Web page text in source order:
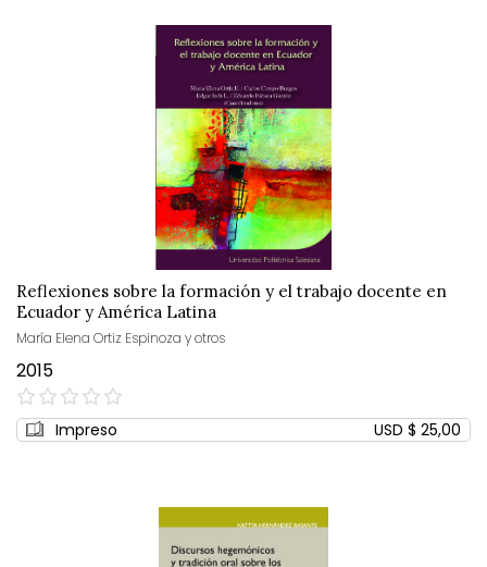
Reflexiones sobre la formación y el trabajo docente en
Ecuador y América Latina
María Elena Ortiz Espinoza y otros
2015
0%
Impreso USD $ 25,00